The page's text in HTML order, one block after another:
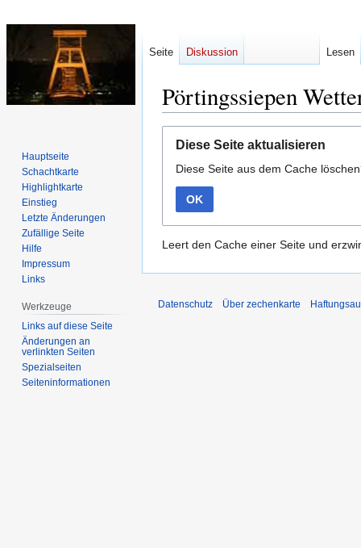
Pörtingssiepen
Navigation
springen
Suche
springen
Diese Seite aktualisieren
Diese Seite aus dem Cache
OK
Leert den Cache einer Seite und
Seite Diskussion Lesen
Hauptseite
Schachtkarte
Highlightkarte
Einstieg
Letzte Änderungen
Zufällige Seite
Hilfe
Impressum
Links
Werkzeuge
Links auf diese Seite
Änderungen an
verlinkten Seiten
Spezialseiten
Seiten­­informationen
Datenschutz Über zechenkarte